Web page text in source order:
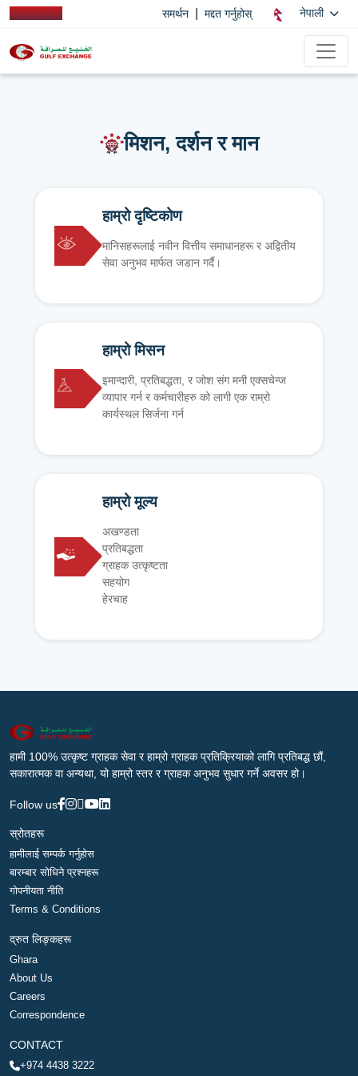
समर्थन मद्दत गर्नुहोस् नेपाली
मिशन, दर्शन र मान
हाम्रो दृष्टिकोण
मानिसहरूलाई नवीन वित्तीय समाधानहरू र अद्वितीय
सेवा अनुभव मार्फत जडान गर्दै।
हाम्रो मिसन
इमान्दारी, प्रतिबद्धता, र जोश संग मनी एक्सचेन्ज
व्यापार गर्न र कर्मचारीहरु को लागी एक राम्रो
कार्यस्थल सिर्जना गर्न
हाम्रो मूल्य
अखण्डता
प्रतिबद्धता
ग्राहक उत्कृष्टता
सहयोग
हेरचाह
हामी 100% उत्कृष्ट ग्राहक सेवा र हाम्रो ग्राहक प्रतिक्रियाको लागि प्रतिबद्ध छौं,
सकारात्मक वा अन्यथा, यो हाम्रो स्तर र ग्राहक अनुभव सुधार गर्ने अवसर हो।
Follow us
स्रोतहरू
हामीलाई सम्पर्क गर्नुहोस
बारम्बार सोधिने प्रश्नहरू
गोपनीयता नीति
Terms & Conditions
द्रुत लिङ्कहरू
Ghara
About Us
Careers
Correspondence
CONTACT
+974 4438 3222